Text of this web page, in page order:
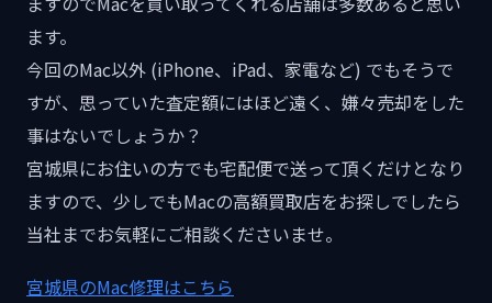
ます。
今回のMac以外 (iPhone、iPad、家電など) でもそうで
すが、思っていた査定額にはほど遠く、嫌々売却をした
事はないでしょうか？
宮城県にお住いの方でも宅配便で送って頂くだけとなり
ますので、少しでもMacの高額買取店をお探しでしたら
当社までお気軽にご相談くださいませ。
宮城県のMac修理はこちら